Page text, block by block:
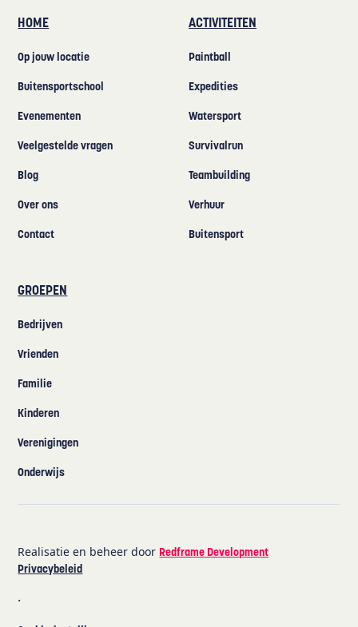
HOME
Op jouw locatie
Buitensportschool
Evenementen
Veelgestelde vragen
Blog
Over ons
Contact
ACTIVITEITEN
Paintball
Expedities
Watersport
Survivalrun
Teambuilding
Verhuur
Buitensport
GROEPEN
Bedrijven
Vrienden
Familie
Kinderen
Verenigingen
Onderwijs
Privacybeleid
·
Realisatie en beheer door Redframe Development